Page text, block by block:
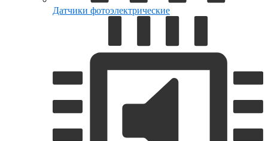
Датчики фотоэлектрические